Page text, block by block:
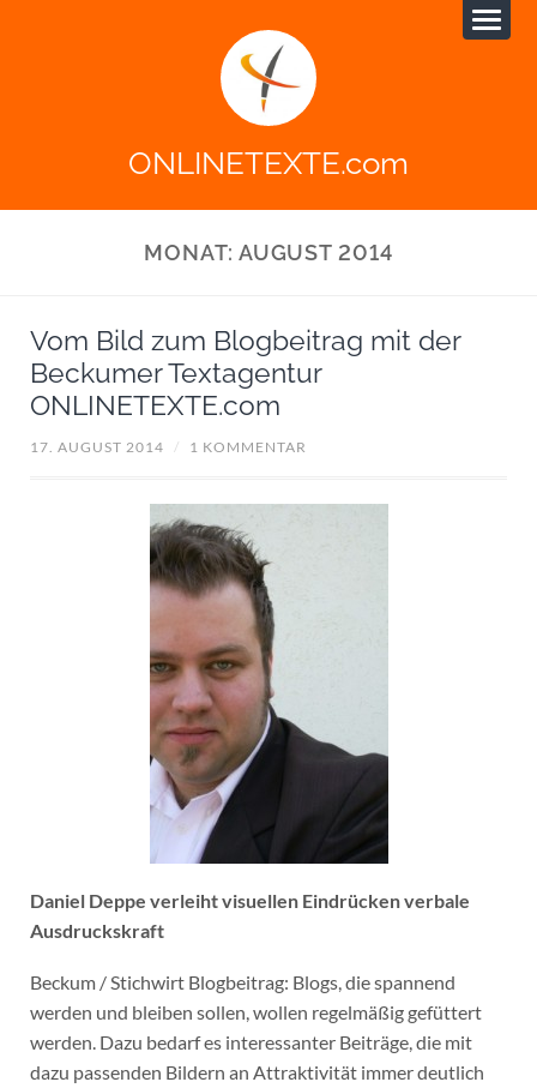
ONLINETEXTE.com
MONAT: AUGUST 2014
Vom Bild zum Blogbeitrag mit der
Beckumer Textagentur
ONLINETEXTE.com
17. AUGUST 2014 / 1 KOMMENTAR
Daniel Deppe verleiht visuellen Eindrücken verbale
Ausdruckskraft
Beckum / Stichwirt Blogbeitrag: Blogs, die spannend
werden und bleiben sollen, wollen regelmäßig gefüttert
werden. Dazu bedarf es interessanter Beiträge, die mit
dazu passenden Bildern an Attraktivität immer deutlich